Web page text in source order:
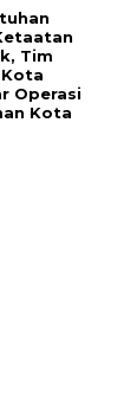
Tim
Operasi
Kota